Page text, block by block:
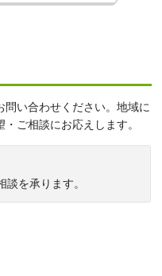
い合わせください。地域に
ご相談にお応えします。
談を承ります。